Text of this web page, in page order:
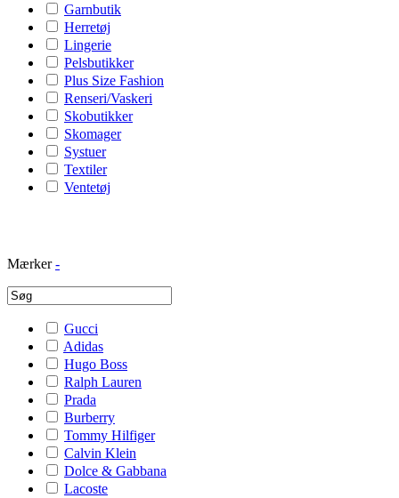
Garnbutik
Herretøj
Lingerie
Pelsbutikker
Plus Size Fashion
Renseri/Vaskeri
Skobutikker
Skomager
Systuer
Textiler
Ventetøj
Mærker -
Gucci
Adidas
Hugo Boss
Ralph Lauren
Prada
Burberry
Tommy Hilfiger
Calvin Klein
Dolce & Gabbana
Lacoste